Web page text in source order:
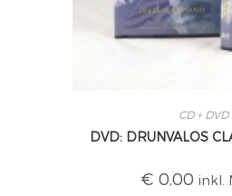
CD + DVD
DVD: DRUNVALOS
€ 0,00 inkl.